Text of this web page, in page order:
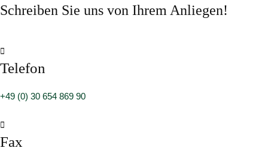
Schreiben Sie uns von Ihrem Anliegen!

Telefon
+49 (0) 30 654 869 90

Fax